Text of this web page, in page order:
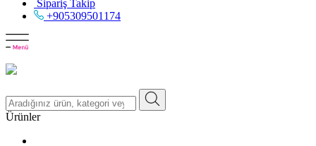
Sipariş Takip
+905309501174
Ürünler